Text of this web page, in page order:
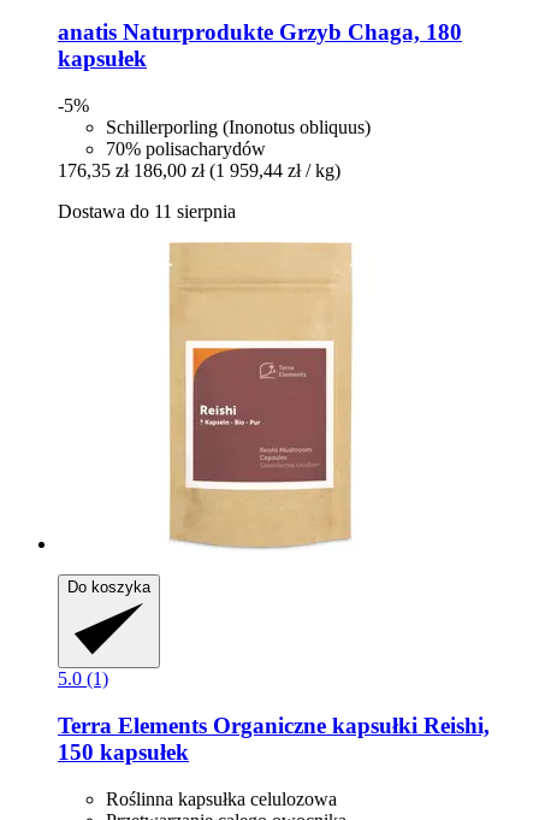
anatis Naturprodukte Grzyb Chaga, 180
kapsułek
-5%
Schillerporling (Inonotus obliquus)
70% polisacharydów
176,35 zł 186,00 zł (1 959,44 zł / kg)
Dostawa do 11 sierpnia
Do koszyka
5.0 (1)
Terra Elements Organiczne kapsułki Reishi,
150 kapsułek
Roślinna kapsułka celulozowa